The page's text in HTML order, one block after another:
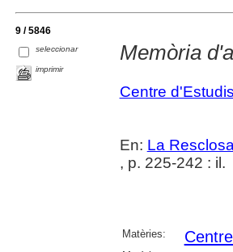
9 / 5846
seleccionar
imprimir
Memòria
Centre
En: La
, p. 225-242 : il.
Matèries: